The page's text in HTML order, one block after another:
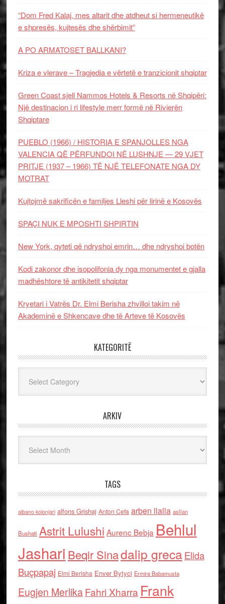
“Dom Fred Kalaj, mes altarit dhe atdheut si hermeneutikë
e shpresës, kujtesës dhe shërbimit”
A PO ARMATOSET BALLKANI?
Kriza e vlerave – Tragjedia e vërtetë e tranzicionit shqiptar
Green Coast sjell Nammos Hotels & Resorts në Shqipëri:
Një destinacion i ri lifestyle merr formë në Rivierën
Shqiptare
PUEBLO (1966) / HISTORIA E SPANJOLLES NGA
VALENCIA QË PËRFUNDOI NË LUSHNJE — 29 VJET
PRITJE (1937 – 1966) TË NJË TELEFONATE NGA DY
MOTRAT
Kujtojmë sakrificën e familjes Lleshi për lirinë e Kosovës
SPAÇI NUK E MPOSHTI SHPIRTIN
New York, qyteti që ndryshoi emrin… dhe ndryshoi botën
Kodi zakonor dhe isopolifonia dy nga monumentet e gjalla
madhështore të antikitetit shqiptar
Kryetari i Vatrës Dr. Elmi Berisha zhvilloi takim në
Akademinë e Shkencave dhe të Arteve të Kosovës
KATEGORITË
ARKIV
TAGS
albano kolonjari alfons Grishaj Anton Cefa arben llalla asllan
Bushati Astrit Lulushi Aurenc Bebja Behlul
Jashari Beqir Sinadalip grecaElida
Buçpapaj Elmi Berisha Enver Bytyci Ermira Babamusta
Eugjen MerlikaFahri Xharra Frank